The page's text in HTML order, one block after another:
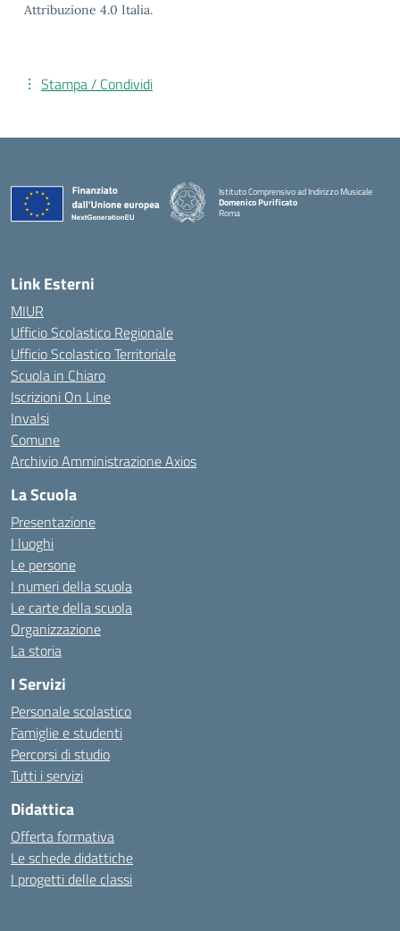
Attribuzione 4.0 Italia.
Stampa / Condividi
Istituto Comprensivo ad Indirizzo Musicale
Domenico Purificato
Roma
Link Esterni
MIUR
Ufficio Scolastico Regionale
Ufficio Scolastico Territoriale
Scuola in Chiaro
Iscrizioni On Line
Invalsi
Comune
Archivio Amministrazione Axios
La Scuola
Presentazione
I luoghi
Le persone
I numeri della scuola
Le carte della scuola
Organizzazione
La storia
I Servizi
Personale scolastico
Famiglie e studenti
Percorsi di studio
Tutti i servizi
Didattica
Offerta formativa
Le schede didattiche
I progetti delle classi